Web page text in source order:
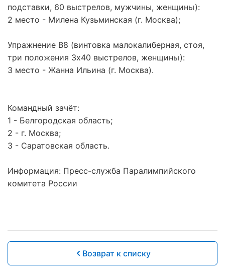
подставки, 60 выстрелов, мужчины, женщины):
2 место - Милена Кузьминская (г. Москва);
Упражнение В8 (винтовка малокалиберная, стоя,
три положения 3х40 выстрелов, женщины):
3 место - Жанна Ильина (г. Москва).
Командный зачёт:
1 - Белгородская область;
2 - г. Москва;
3 - Саратовская область.
Информация: Пресс-служба Паралимпийского
комитета России
Возврат к списку